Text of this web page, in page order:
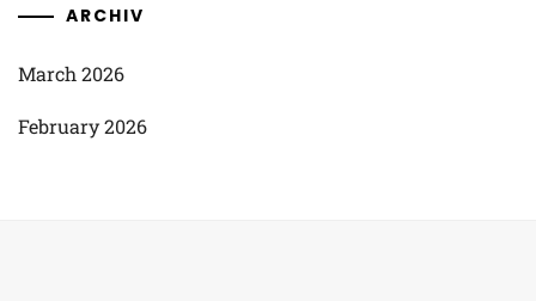
ARCHIV
March 2026
February 2026